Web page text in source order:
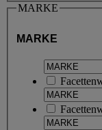
MARKE
MARKE